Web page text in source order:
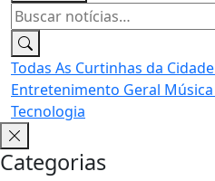
Todas As Curtinhas da Cidade
Entretenimento Geral Música
Tecnologia
Categorias